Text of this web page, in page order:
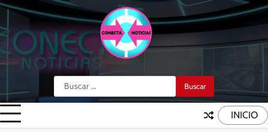
Skip
content
Buscar:
INICIO